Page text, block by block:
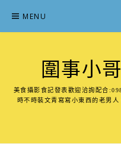
content
MENU
圍事小
美食攝影食記發表歡迎洽詢配合
時不時裝文青寫寫小東西的老男